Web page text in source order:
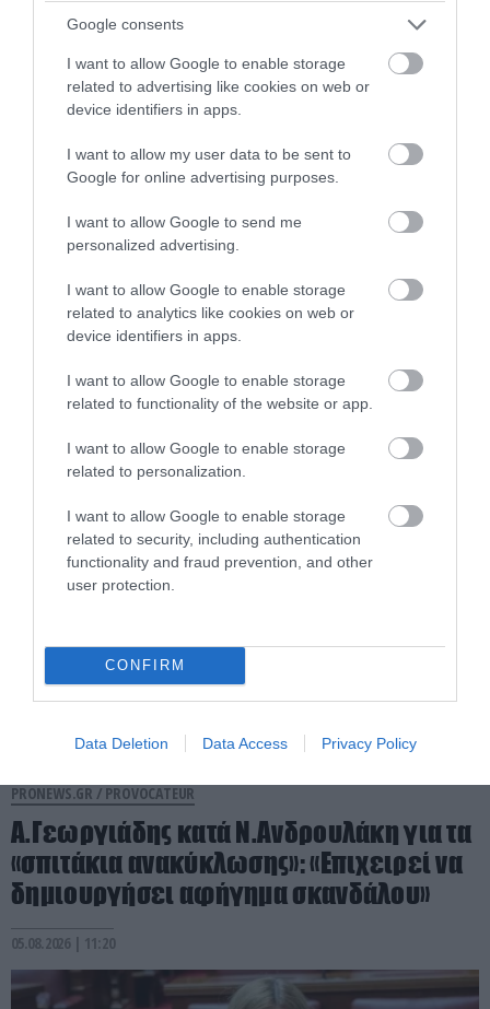
Google consents
I want to allow Google to enable storage
related to advertising like cookies on web or
device identifiers in apps.
I want to allow my user data to be sent to
Google for online advertising purposes.
I want to allow Google to send me
personalized advertising.
I want to allow Google to enable storage
related to analytics like cookies on web or
device identifiers in apps.
I want to allow Google to enable storage
related to functionality of the website or app.
I want to allow Google to enable storage
related to personalization.
I want to allow Google to enable storage
related to security, including authentication
functionality and fraud prevention, and other
user protection.
CONFIRM
Data Deletion Data Access Privacy Policy
05.08.2026 | 15:33
PRONEWS.GR /PROVOCATEUR
Το «ευχαριστώ» του Γ.Δραγασάκη στο
προσωπικό του Γενικού Νοσοκομείου
Αεροπορίας μετά τη νοσηλεία του
05.08.2026 | 13:27
PRONEWS.GR / PROVOCATEUR
Α.Γεωργιάδης κατά Ν.Ανδρουλάκη για τα
«σπιτάκια ανακύκλωσης»: «Επιχειρεί να
δημιουργήσει αφήγημα σκανδάλου»
05.08.2026 | 11:20